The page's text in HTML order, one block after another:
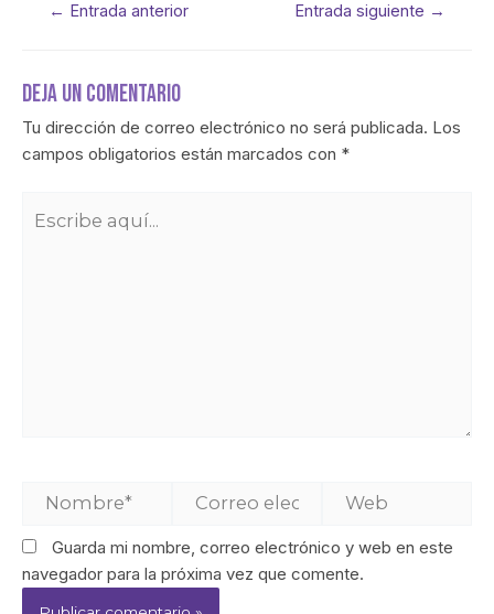
← Entrada anterior Entrada siguiente →
Deja Un Comentario
Tu dirección de correo electrónico no será publicada. Los
campos obligatorios están marcados con *
Guarda mi nombre, correo electrónico y web en este
navegador para la próxima vez que comente.